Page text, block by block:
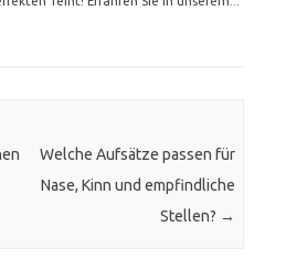
Welche Aufsätze passen für
Nase, Kinn und empfindliche
Stellen? →